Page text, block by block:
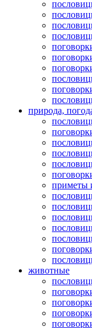
природа,
приметы
животные